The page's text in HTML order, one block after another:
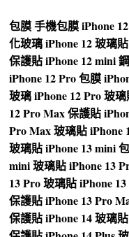
包膜手機包膜iPhone
化玻璃iPhone 12 玻璃貼
保護貼iPhone 12 mini
iPhone 12 Pro 包膜
玻璃iPhone 12 Pro 玻
12 Pro Max 保護貼
Pro Max 玻璃貼iPhone
玻璃貼iPhone 13 mini
mini 玻璃貼iPhone 13
13 Pro 玻璃貼iPhone
保護貼iPhone 13 Pro
保護貼iPhone 14 玻璃